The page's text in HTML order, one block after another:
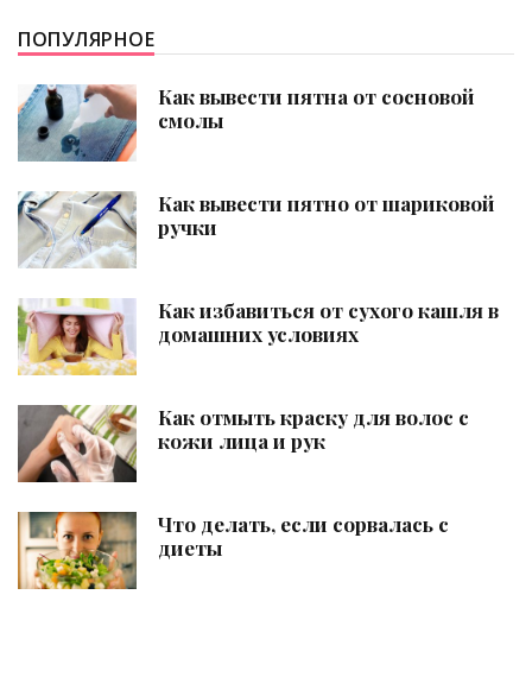
ПОПУЛЯРНОЕ
Как вывести пятна от сосновой
смолы
Как вывести пятно от шариковой
ручки
Как избавиться от сухого кашля в
домашних условиях
Как отмыть краску для волос с
кожи лица и рук
Что делать, если сорвалась с
диеты